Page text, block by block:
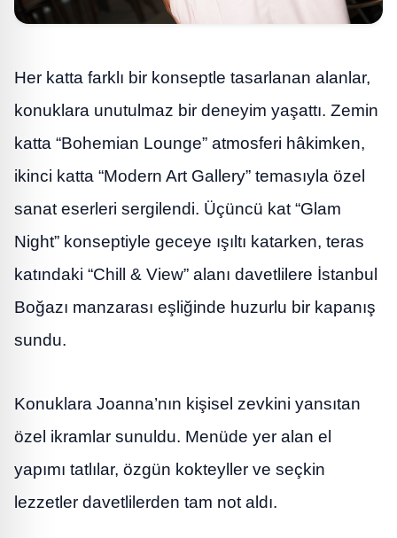
Her katta farklı bir konseptle tasarlanan alanlar,
konuklara unutulmaz bir deneyim yaşattı. Zemin
katta “Bohemian Lounge” atmosferi hâkimken,
ikinci katta “Modern Art Gallery” temasıyla özel
sanat eserleri sergilendi. Üçüncü kat “Glam
Night” konseptiyle geceye ışıltı katarken, teras
katındaki “Chill & View” alanı davetlilere İstanbul
Boğazı manzarası eşliğinde huzurlu bir kapanış
sundu.
Konuklara Joanna’nın kişisel zevkini yansıtan
özel ikramlar sunuldu. Menüde yer alan el
yapımı tatlılar, özgün kokteyller ve seçkin
lezzetler davetlilerden tam not aldı.